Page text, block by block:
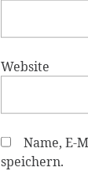
Website
Name, E-
speichern.